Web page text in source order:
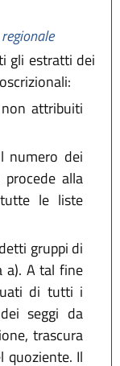
gli estratti dei
attribuiti
numero dei
alla
le liste
gruppi di
a). A tal fine
di tutti i
seggi da
trascura
quoziente. Il